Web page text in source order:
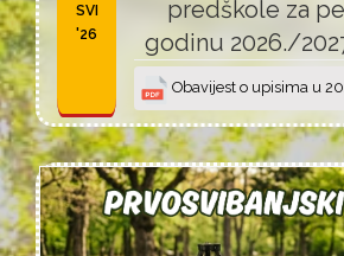
SVI
'26
predškole za
godinu 2026./
Obavijest o upisima u